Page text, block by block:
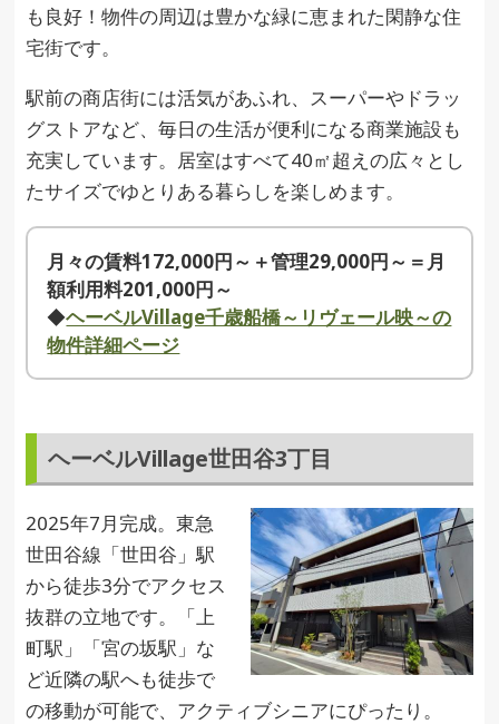
も良好！物件の周辺は豊かな緑に恵まれた閑静な住
宅街です。
駅前の商店街には活気があふれ、スーパーやドラッ
グストアなど、毎日の生活が便利になる商業施設も
充実しています。居室はすべて40㎡超えの広々とし
たサイズでゆとりある暮らしを楽しめます。
月々の賃料172,000円～＋管理29,000円～＝月
額利用料201,000円～
◆ヘーベルVillage千歳船橋～リヴェール映～の
物件詳細ページ
ヘーベルVillage世田谷3丁目
2025年7月完成。東急
世田谷線「世田谷」駅
から徒歩3分でアクセス
抜群の立地です。「上
町駅」「宮の坂駅」な
ど近隣の駅へも徒歩で
の移動が可能で、アクティブシニアにぴったり。